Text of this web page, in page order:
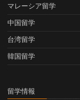
マレーシア留学
中国留学
台湾留学
韓国留学
留学情報